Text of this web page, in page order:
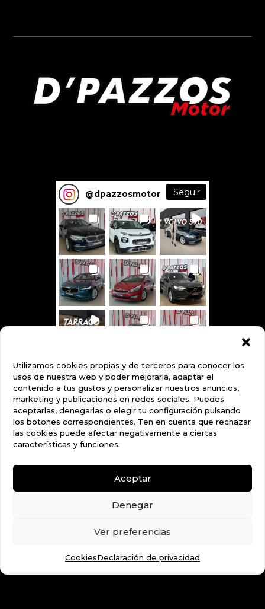
Utilizamos cookies propias y de terceros para conocer los
usos de nuestra web y poder mejorarla, adaptar el
contenido a tus gustos y personalizar nuestros anuncios,
marketing y publicaciones en redes sociales. Puedes
aceptarlas, denegarlas o elegir tu configuración pulsando
los botones correspondientes. Ten en cuenta que rechazar
las cookies puede afectar negativamente a ciertas
características y funciones.
Aceptar
Denegar
Ver preferencias
CookiesDeclaración de privacidad
@dpazzosmotor Seguir
Administración y financiación:
617 73 46 31
Ventas:
673 57 11 87